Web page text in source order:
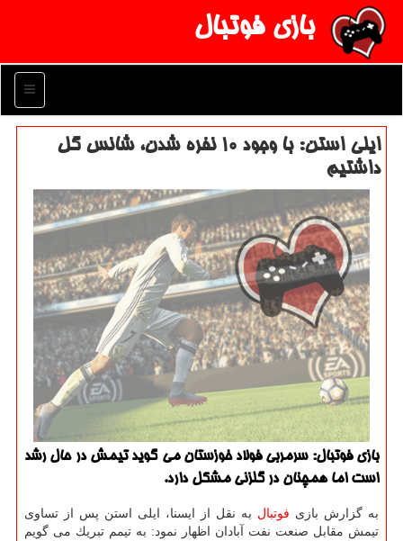
بازی فوتبال
منو
ایلی استن: با وجود ۱۰ نفره شدن، شانس گل
داشتیم
بازی فوتبال: سرمربی فولاد خوزستان می گوید تیمش در حال رشد
است اما همچنان در گلزنی مشكل دارد.
به گزارش بازی فوتبال به نقل از ایسنا، ایلی استن پس از تساوی
تیمش مقابل صنعت نفت آبادان اظهار نمود: به تیمم تبریك می گویم